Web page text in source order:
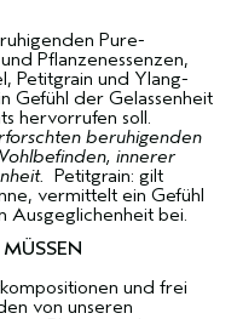
Pure-
Pflanzenessenzen,
Petitgrain und Ylang-
Gefühl der Gelassenheit
hervorrufen soll.
beruhigenden
innerer
Petitgrain: gilt
vermittelt ein Gefühl
Ausgeglichenheit bei.
und frei
von unseren